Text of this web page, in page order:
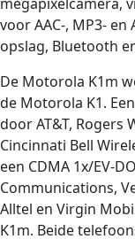
voor AAC-, MP3-
opslag, Bluetooth
De Motorola K1m
de Motorola K1.
door AT&T, Rogers
Cincinnati Bell
een CDMA 1x/EV-
Communications,
Alltel en Virgin
K1m. Beide